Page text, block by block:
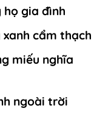
gia đình
cẩm thạch
miếu nghĩa
ngoài trời